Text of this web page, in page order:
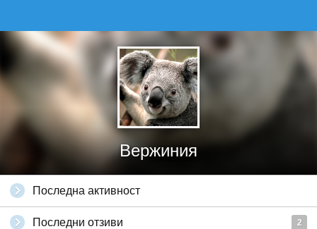
Вержиния
Последна активност
Последни отзиви 2